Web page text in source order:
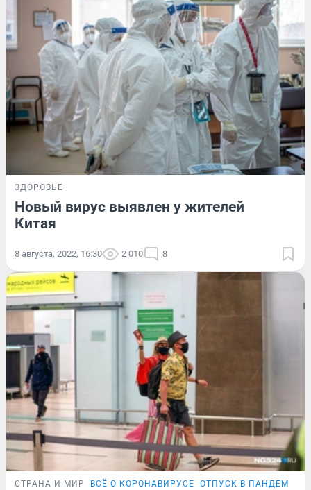
ЗДОРОВЬЕ
Новый вирус выявлен у жителей
Китая
8 августа, 2022, 16:30 2 010 8
СТРАНА И МИР ВСЁ О КОРОНАВИРУСЕ ОТПУСК В ПАНДЕМИЮ